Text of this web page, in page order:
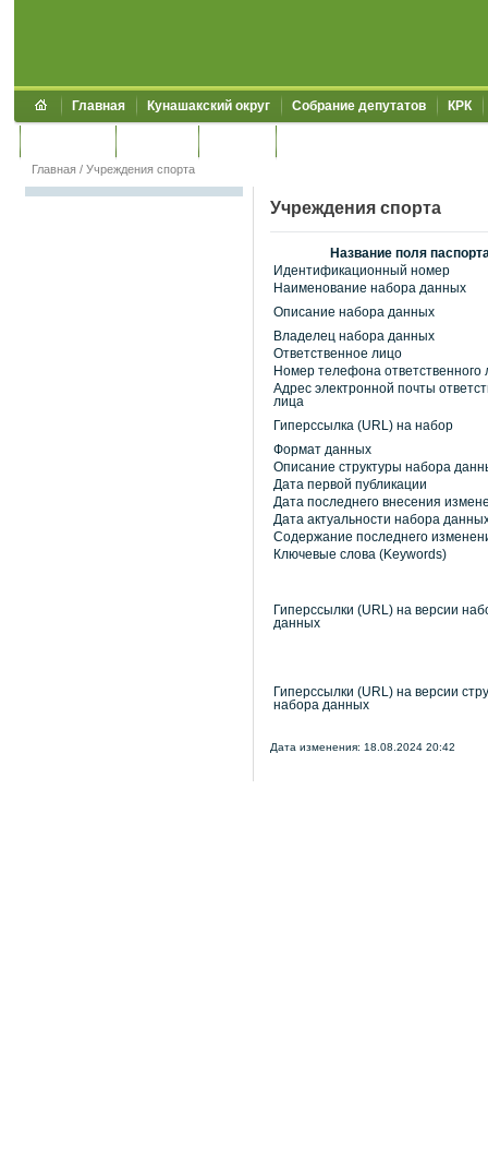
Главная Кунашакский округ Собрание депутатов КРК
Главная / Учреждения спорта
Учреждения спорта
Название поля
Идентификационный номер
Наименование набора данных
Описание набора данных
Владелец набора данных
Ответственное лицо
Номер телефона ответственного
Адрес электронной почты
лица
Гиперссылка (URL) на набор
Формат данных
Описание структуры набора
Дата первой публикации
Дата последнего внесения
Дата актуальности набора
Содержание последнего
Ключевые слова (Keywords)
Гиперссылки (URL) на версии
данных
Гиперссылки (URL) на версии
набора данных
Дата изменения: 18.08.2024 20:42